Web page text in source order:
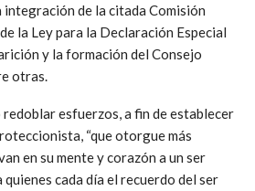
integración de la citada Comisión
la Ley para la Declaración Especial
y la formación del Consejo
otras.
redoblar esfuerzos, a fin de establecer
“que otorgue más
en su mente y corazón a un ser
cada día el recuerdo del ser